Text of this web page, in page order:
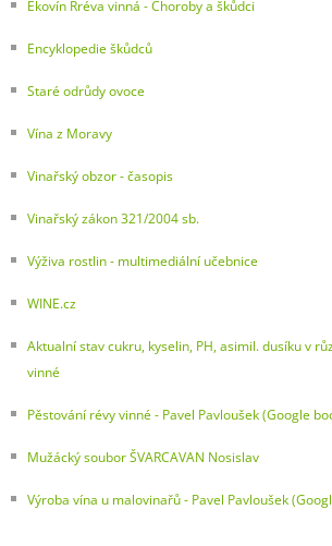
Ekovín Rréva vinná - Choroby a škůdci
Encyklopedie škůdců
Staré odrůdy ovoce
Vína z Moravy
Vinařský obzor - časopis
Vinařský zákon 321/2004 sb.
Výživa rostlin - multimediální učebnice
WINE.cz
Aktualní stav cukru, kyselin, PH, asimil. dusíku v
vinné
Pěstování révy vinné - Pavel Pavloušek (Google
Mužácký soubor ŠVARCAVAN Nosislav
Výroba vína u malovinařů - Pavel Pavloušek